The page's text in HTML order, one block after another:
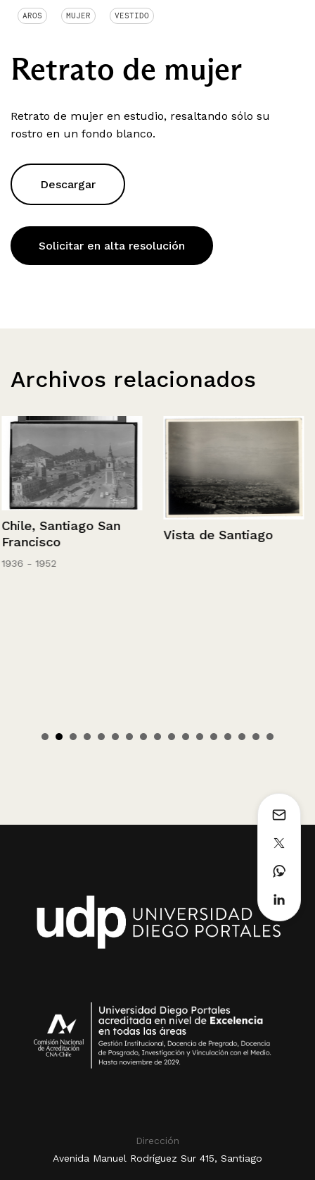
AROS MUJER VESTIDO
Retrato de mujer
Retrato de mujer en estudio, resaltando sólo su
rostro en un fondo blanco.
Descargar
Solicitar en alta resolución
Archivos relacionados
Chile, Santiago San
Francisco
1936 - 1952
Vista de Santiago
Dirección
Avenida Manuel Rodríguez Sur 415, Santiago